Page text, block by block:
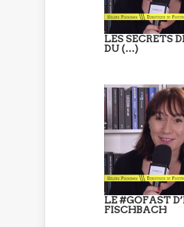
LES SECRETS
DU (…)
LE #GOFAST
FISCHBACH